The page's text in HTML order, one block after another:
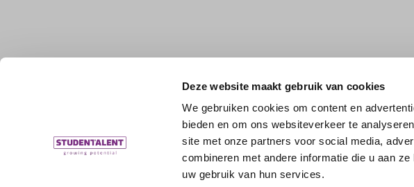
Deze website maakt gebruik van cookies
We gebruiken cookies om content en
bieden en om ons websiteverkeer te
site met onze partners voor social media,
combineren met andere informatie die u aan
uw gebruik van hun services.